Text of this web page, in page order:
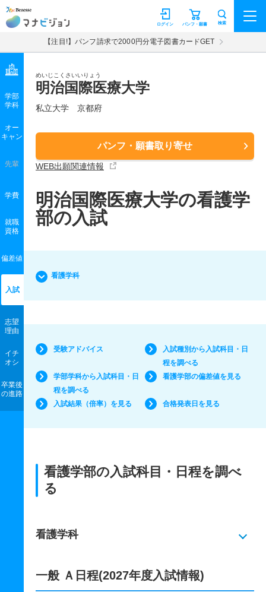
マナビジョン パンフ・願書
ログイン 検索
【注目!】パンフ請求で2000円分電子図書カードGET
めいじこくさいいりょう
明治国際医療大学
私立大学 京都府
パンフ・願書取り寄せ
WEB出願関連情報
学部
学科
オー
キャン
先輩
学費
就職
資格
偏差値
入試
志望
理由
イチ
オシ
卒業後
の進路
明治国際医療大学の看護学
部の入試
看護学科
受験アドバイス
入試種別から入試科目・日
程を調べる
学部学科から入試科目・日
程を調べる
看護学部の偏差値を見る
入試結果（倍率）を見る 合格発表日を見る
看護学部の入試科目・日程を調べ
る
看護学科
一般 Ａ日程(2027年度入試情報)